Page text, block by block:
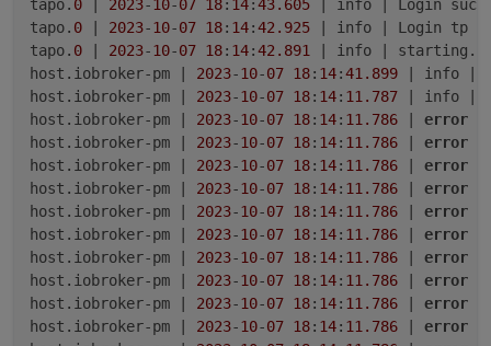
tapo. 0 2023-10-07 18: 14:43.605 | info | Login
tapo. 0 2023-10-07 18: 14:42.925 | info | Login tp
tapo. 0 2023-10-07 18: 14:42.891
| info | starting.
host.iobroker-pm | 2023-10-07 18: 14:41.899 | info |
host.iobroker-pm | 2023-10-07 18: 14: 11.787 | info |
host.iobroker-pm | 2023-10-07 18: 14: 11.786 error
host.iobroker-pm | 2023-10-07 18: 14: 11.786 error
host.iobroker-pm | 2023-10-07 18: 14: 11.786 error
host.iobroker-pm | 2023-10-07 18: 14: 11.786 error
host.iobroker-pm | 2023-10-07 18: 14: 11.786 error
host.iobroker-pm | 2023-10-07 18: 14: 11.786 error
host.iobroker-pm | 2023-10-07 18: 14: 11.786 error
host.iobroker-pm | 2023-10-07 18: 14: 11.786 error
host.iobroker-pm | 2023-10-07 18: 14: 11.786 error
host.iobroker-pm | 2023-10-07 18: 14: 11.786 error